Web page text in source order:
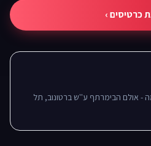
כרטיסים ›
- אולם הבימרתף ע''ש ברטונוב, תל